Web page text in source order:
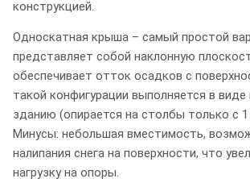
конструкцией.
Односкатная крыша – самый простой
представляет собой наклонную
обеспечивает отток осадков с
такой конфигурации выполняется в виде
зданию (опирается на столбы только с
Минусы: небольшая вместимость,
налипания снега на поверхности, что
нагрузку на опоры.